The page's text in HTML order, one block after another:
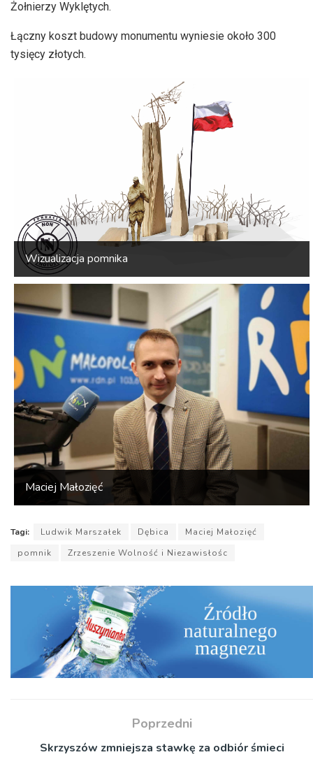
Żołnierzy Wyklętych.
Łączny koszt budowy monumentu wyniesie około 300
tysięcy złotych.
Wizualizacja pomnika
Maciej Małozięć
Tagi: Ludwik Marszałek Dębica
Maciej Małozięć
pomnik
Zrzeszenie Wolność i Niezawisłośc
Poprzedni
Skrzyszów zmniejsza stawkę za odbiór śmieci